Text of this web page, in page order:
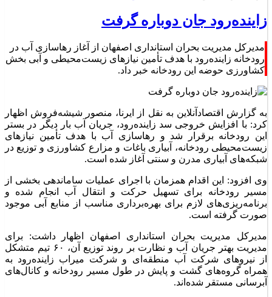
زاینده‌رود جان دوباره گرفت
مدیرکل مدیریت بحران استانداری اصفهان از آغاز رهاسازی آب در
رودخانه زاینده‌رود با هدف تأمین نیاز‌های زیست‌محیطی و آبی بخش
کشاورزی حوضه این رودخانه خبر داد.
به گزارش اقتصادآنلاین به نقل از ایرنا، منصور شیشه‌فروش اظهار
کرد: با افزایش خروجی سد زاینده‌رود، جریان آب بار دیگر در بستر
این رودخانه برقرار شد و رهاسازی آب با هدف تأمین نیاز‌های
زیست‌محیطی رودخانه، آبیاری باغات و مزارع کشاورزی و توزیع در
شبکه‌های آبیاری مدرن و سنتی آغاز شده است.
وی افزود: این اقدام همزمان با اجرای عملیات ساماندهی بخشی از
مسیر رودخانه برای تسهیل حرکت و انتقال آب انجام شده و
برنامه‌ریزی‌های لازم برای بهره‌برداری مناسب از منابع آبی موجود
صورت گرفته است.
مدیرکل مدیریت بحران استانداری اصفهان اظهار داشت: برای
مدیریت بهتر جریان آب و نظارت بر روند توزیع آن، ۶۰ تیم متشکل
از نیرو‌های شرکت آب منطقه‌ای و شرکت میراب زاینده‌رود به
همراه گروه‌های گشت و پایش در طول مسیر رودخانه و کانال‌های
آبرسانی مستقر شده‌اند.